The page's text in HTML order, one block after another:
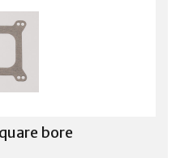
bore